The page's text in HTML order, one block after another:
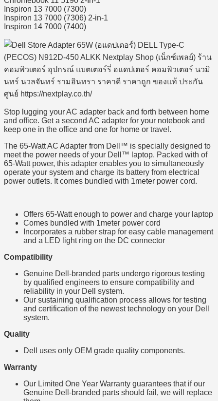
Inspiron 13 7000 (7300)
Inspiron 13 7000 (7306) 2-in-1
Inspiron 14 7000 (7400)
Stop lugging your AC adapter back and forth between home
and office. Get a second AC adapter for your notebook and
keep one in the office and one for home or travel.
The 65-Watt AC Adapter from Dell™ is specially designed to
meet the power needs of your Dell™ laptop. Packed with of
65-Watt power, this adapter enables you to simultaneously
operate your system and charge its battery from electrical
power outlets. It comes bundled with 1meter power cord.
Offers 65-Watt enough to power and charge your laptop
Comes bundled with 1meter power cord
Incorporates a rubber strap for easy cable management
and a LED light ring on the DC connector
Compatibility
Genuine Dell-branded parts undergo rigorous testing
by qualified engineers to ensure compatibility and
reliability in your Dell system.
Our sustaining qualification process allows for testing
and certification of the newest technology on your Dell
system.
Quality
Dell uses only OEM grade quality components.
Warranty
Our Limited One Year Warranty guarantees that if our
Genuine Dell-branded parts should fail, we will replace